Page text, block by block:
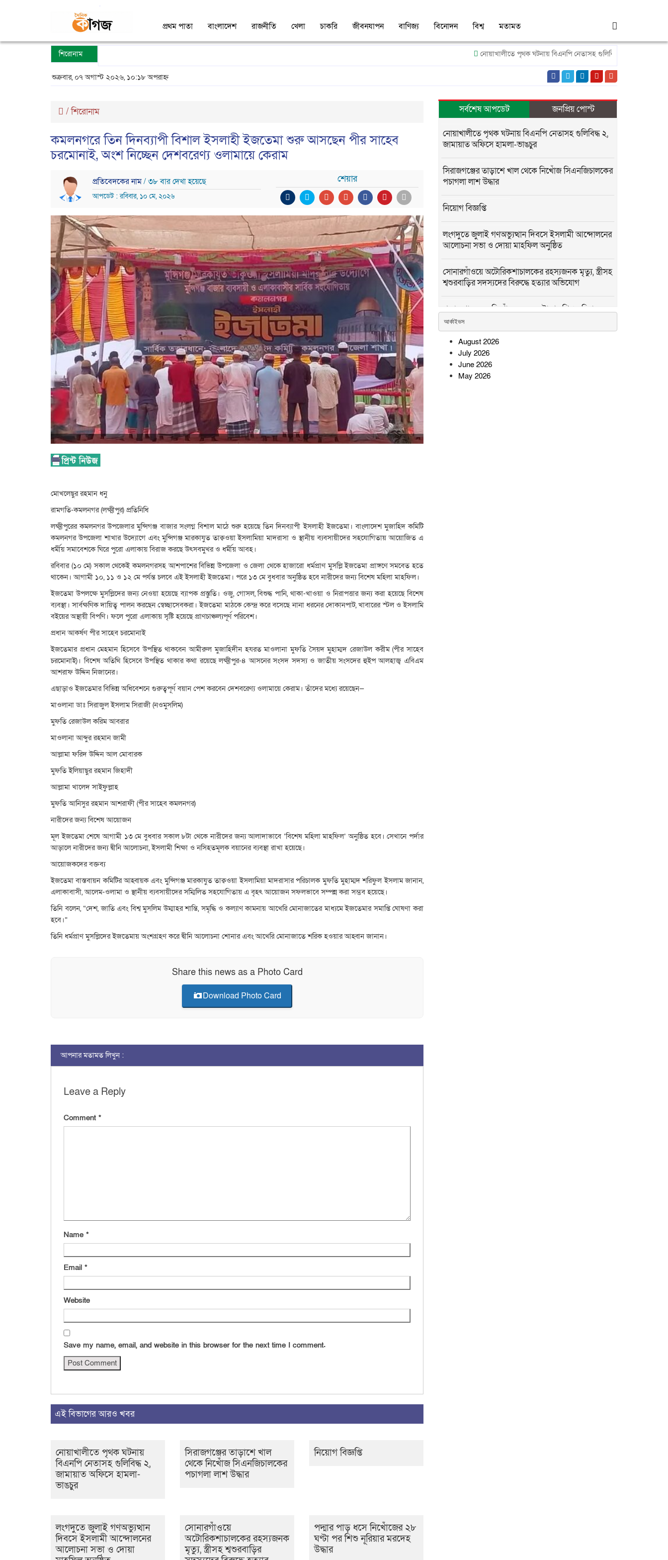
প্রথম পাতা বাংলাদেশ রাজনীতি খেলা চাকরি জীবনযাপন বাণিজ্য বিনোদন বিশ্ব মতামত
শিরোনাম নোয়াখালীতে পৃথক ঘটনায় বিএনপি নেতাসহ গুলিবিদ্ধ ২, জামায়াত অফিসে
শুক্রবার, ০৭ অগাস্ট ২০২৬, ১০:১৮ অপরাহ্ন
/শিরোনাম
কমলনগরে তিন দিনব্যাপী বিশাল ইসলাহী ইজতেমা শুরু আসছেন পীর সাহেব
চরমোনাই, অংশ নিচ্ছেন দেশবরেণ্য ওলামায়ে কেরাম
প্রতিবেদকের নাম/ ৩৮ বার দেখা হয়েছে
আপডেট : রবিবার, ১০ মে, ২০২৬
শেয়ার
মোখলেছুর রহমান ধনু
রামগতি-কমলনগর (লক্ষ্মীপুর) প্রতিনিধি
লক্ষ্মীপুরের কমলনগর উপজেলার মুন্সিগঞ্জ বাজার সংলগ্ন বিশাল মাঠে শুরু হয়েছে তিন দিনব্যাপী ইসলাহী ইজতেমা। বাংলাদেশ মুজাহিদ কমিটি
কমলনগর উপজেলা শাখার উদ্যোগে এবং মুন্সিগঞ্জ মারকাযুত তাক্বওয়া ইসলামিয়া মাদরাসা ও স্থানীয় ব্যবসায়ীদের সহযোগিতায় আয়োজিত এ
ধর্মীয় সমাবেশকে ঘিরে পুরো এলাকায় বিরাজ করছে উৎসবমুখর ও ধর্মীয় আবহ।
রবিবার (১০ মে) সকাল থেকেই কমলনগরসহ আশপাশের বিভিন্ন উপজেলা ও জেলা থেকে হাজারো ধর্মপ্রাণ মুসল্লি ইজতেমা প্রাঙ্গণে সমবেত হতে
থাকেন। আগামী ১০, ১১ ও ১২ মে পর্যন্ত চলবে এই ইসলাহী ইজতেমা। পরে ১৩ মে বুধবার অনুষ্ঠিত হবে নারীদের জন্য বিশেষ মহিলা মাহফিল।
ইজতেমা উপলক্ষে মুসল্লিদের জন্য নেওয়া হয়েছে ব্যাপক প্রস্তুতি। ওজু, গোসল, বিশুদ্ধ পানি, থাকা-খাওয়া ও নিরাপত্তার জন্য করা হয়েছে বিশেষ
ব্যবস্থা। সার্বক্ষণিক দায়িত্ব পালন করছেন স্বেচ্ছাসেবকরা। ইজতেমা মাঠকে কেন্দ্র করে বসেছে নানা ধরনের দোকানপাট, খাবারের স্টল ও ইসলামি
বইয়ের অস্থায়ী বিপণি। ফলে পুরো এলাকায় সৃষ্টি হয়েছে প্রাণচাঞ্চল্যপূর্ণ পরিবেশ।
প্রধান আকর্ষণ পীর সাহেব চরমোনাই
ইজতেমার প্রধান মেহমান হিসেবে উপস্থিত থাকবেন আমীরুল মুজাহিদীন হযরত মাওলানা মুফতি সৈয়দ মুহাম্মদ রেজাউল করীম (পীর সাহেব
চরমোনাই)। বিশেষ অতিথি হিসেবে উপস্থিত থাকার কথা রয়েছে লক্ষ্মীপুর-৪ আসনের সংসদ সদস্য ও জাতীয় সংসদের হুইপ আলহাজ্ব এবিএম
আশরাফ উদ্দিন নিজানের।
এছাড়াও ইজতেমার বিভিন্ন অধিবেশনে গুরুত্বপূর্ণ বয়ান পেশ করবেন দেশবরেণ্য ওলামায়ে কেরাম। তাঁদের মধ্যে রয়েছেন—
মাওলানা ডাঃ সিরাজুল ইসলাম সিরাজী (নওমুসলিম)
মুফতি রেজাউল করিম আবরার
মাওলানা আব্দুর রহমান জামী
আল্লামা ফরিদ উদ্দিন আল মোবারক
মুফতি ইলিয়াছুর রহমান জিহাদী
আল্লামা খালেদ সাইফুল্লাহ
মুফতি আনিসুর রহমান আশরাফী (পীর সাহেব কমলনগর)
নারীদের জন্য বিশেষ আয়োজন
মূল ইজতেমা শেষে আগামী ১৩ মে বুধবার সকাল ৮টা থেকে নারীদের জন্য আলাদাভাবে ‘বিশেষ মহিলা মাহফিল’ অনুষ্ঠিত হবে। সেখানে পর্দার
আড়ালে নারীদের জন্য দ্বীনি আলোচনা, ইসলামী শিক্ষা ও নসিহতমূলক বয়ানের ব্যবস্থা রাখা হয়েছে।
আয়োজকদের বক্তব্য
ইজতেমা বাস্তবায়ন কমিটির আহ্বায়ক এবং মুন্সিগঞ্জ মারকাযুত তাক্বওয়া ইসলামিয়া মাদরাসার পরিচালক মুফতি মুহাম্মদ শরিফুল ইসলাম জানান,
এলাকাবাসী, আলেম-ওলামা ও স্থানীয় ব্যবসায়ীদের সম্মিলিত সহযোগিতায় এ বৃহৎ আয়োজন সফলভাবে সম্পন্ন করা সম্ভব হয়েছে।
তিনি বলেন, “দেশ, জাতি এবং বিশ্ব মুসলিম উম্মাহর শান্তি, সমৃদ্ধি ও কল্যাণ কামনায় আখেরি মোনাজাতের মাধ্যমে ইজতেমার সমাপ্তি ঘোষণা করা
হবে।”
তিনি ধর্মপ্রাণ মুসল্লিদের ইজতেমায় অংশগ্রহণ করে দ্বীনি আলোচনা শোনার এবং আখেরি মোনাজাতে শরিক হওয়ার আহ্বান জানান।
Share this news as a Photo Card
Download Photo Card
আপনার মতামত লিখুন :
Leave a Reply
Comment *
Name *
Email *
Website
Save my name, email, and website in this browser for the next time I comment.
এই বিভাগের আরও খবর
নোয়াখালীতে পৃথক ঘটনায়
বিএনপি নেতাসহ গুলিবিদ্ধ ২,
জামায়াত অফিসে হামলা-
ভাঙচুর
সিরাজগঞ্জের তাড়াশে খাল
থেকে নিখোঁজ সিএনজিচালকের
পচাগলা লাশ উদ্ধার
নিয়োগ বিজ্ঞপ্তি
লংগদুতে জুলাই গণঅভ্যুত্থান
দিবসে ইসলামী আন্দোলনের
আলোচনা সভা ও দোয়া
সোনারগাঁওয়ে
অটোরিকশাচালকের রহস্যজনক
মৃত্যু, স্ত্রীসহ শ্বশুরবাড়ির
পদ্মার পাড় ধসে নিখোঁজের ২৮
ঘণ্টা পর শিশু নূরিয়ার মরদেহ
উদ্ধার
সর্বশেষ আপডেট জনপ্রিয় পোস্ট
নোয়াখালীতে পৃথক ঘটনায় বিএনপি নেতাসহ গুলিবিদ্ধ ২,
জামায়াত অফিসে হামলা-ভাঙচুর
সিরাজগঞ্জের তাড়াশে খাল থেকে নিখোঁজ সিএনজিচালকের
পচাগলা লাশ উদ্ধার
নিয়োগ বিজ্ঞপ্তি
লংগদুতে জুলাই গণঅভ্যুত্থান দিবসে ইসলামী আন্দোলনের
আলোচনা সভা ও দোয়া মাহফিল অনুষ্ঠিত
সোনারগাঁওয়ে অটোরিকশাচালকের রহস্যজনক মৃত্যু, স্ত্রীসহ
শ্বশুরবাড়ির সদস্যদের বিরুদ্ধে হত্যার অভিযোগ
পদ্মার পাড় ধসে নিখোঁজের ২৮ ঘণ্টা পর শিশু নূরিয়ার
মরদেহ উদ্ধার
আর্কাইভস
August 2026
July 2026
June 2026
May 2026